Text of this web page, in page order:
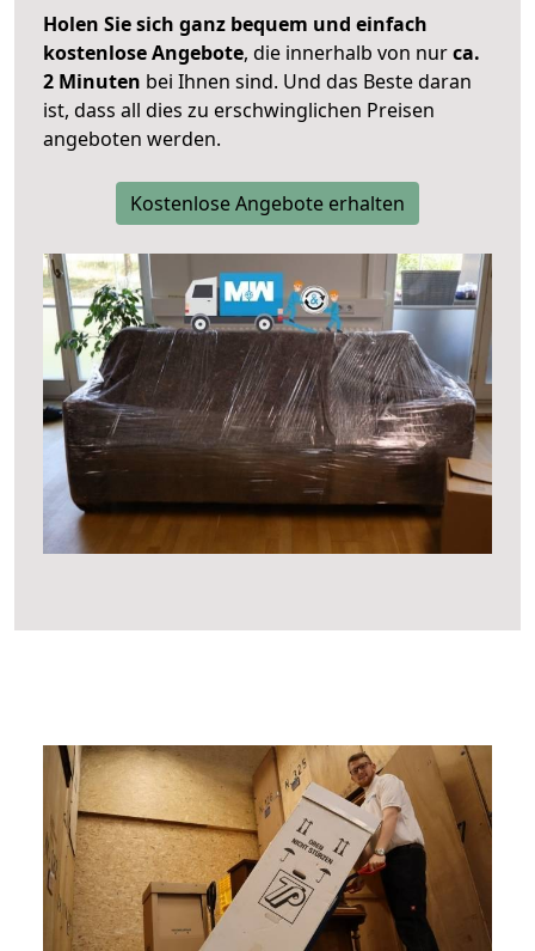
Holen Sie sich ganz bequem und einfach
kostenlose Angebote, die innerhalb von nurca.
2 Minuten bei Ihnen sind. Und das Beste daran
ist, dass all dies zu erschwinglichen Preisen
angeboten werden.
Kostenlose Angebote erhalten